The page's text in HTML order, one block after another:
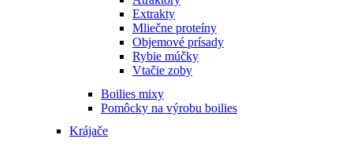
Extrakty
Mliečne proteíny
Objemové prísady
Rybie múčky
Vtačie zoby
Boilies mixy
Pomôcky na výrobu boilies
Krájače